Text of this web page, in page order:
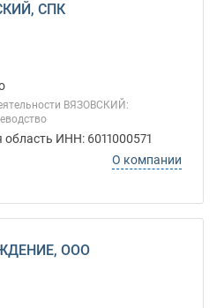
СПК
ВЯЗОВСКИЙ:
область ИНН: 6011000571
О компании
ООО